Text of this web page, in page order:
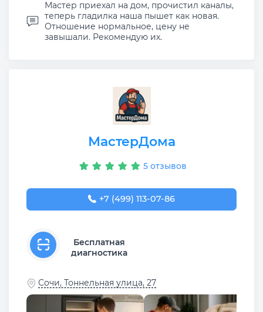
Мастер приехал на дом, прочистил каналы,
теперь гладилка наша пышет как новая.
Отношение нормальное, цену не
завышали. Рекомендую их.
МастерДома
5 отзывов
+7 (499) 113-07-86
Бесплатная
диагностика
Сочи, Тоннельная улица, 27